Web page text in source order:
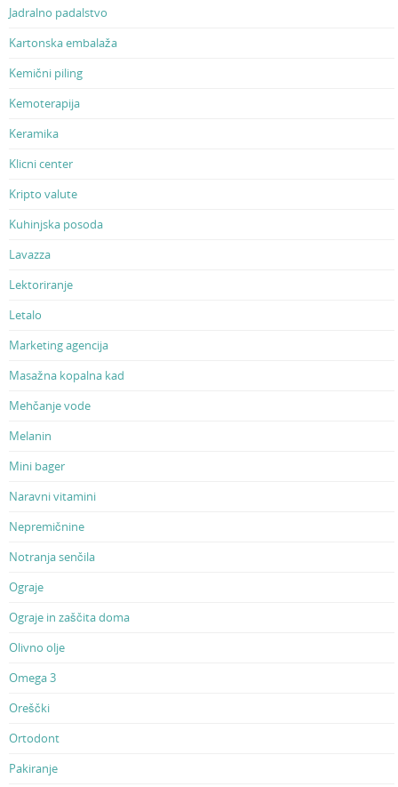
Jadralno padalstvo
Kartonska embalaža
Kemični piling
Kemoterapija
Keramika
Klicni center
Kripto valute
Kuhinjska posoda
Lavazza
Lektoriranje
Letalo
Marketing agencija
Masažna kopalna kad
Mehčanje vode
Melanin
Mini bager
Naravni vitamini
Nepremičnine
Notranja senčila
Ograje
Ograje in zaščita doma
Olivno olje
Omega 3
Oreščki
Ortodont
Pakiranje